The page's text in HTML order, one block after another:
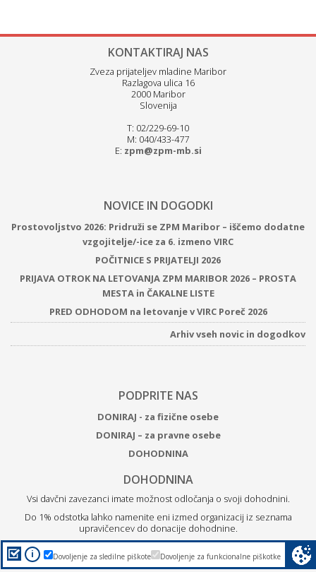
KONTAKTIRAJ NAS
Zveza prijateljev mladine Maribor
Razlagova ulica 16
2000 Maribor
Slovenija
T: 02/229-69-10
M: 040/433-477
E: zpm@zpm-mb.si
NOVICE IN DOGODKI
Prostovoljstvo 2026: Pridruži se ZPM Maribor – iščemo dodatne
vzgojitelje/-ice za 6. izmeno VIRC
POČITNICE S PRIJATELJI 2026
PRIJAVA OTROK NA LETOVANJA ZPM MARIBOR 2026 – PROSTA
MESTA in ČAKALNE LISTE
PRED ODHODOM na letovanje v VIRC Poreč 2026
Arhiv vseh novic in dogodkov
PODPRITE NAS
DONIRAJ - za fizične osebe
DONIRAJ – za pravne osebe
DOHODNINA
DOHODNINA
Vsi davčni zavezanci imate možnost odločanja o svoji dohodnini.
Do 1% odstotka lahko namenite eni izmed organizacij iz seznama
upravičencev do donacije dohodnine.
Zdonacijo ZPM Maribor boste podprli brezplačne programe
za otroke, mlade in družine.
Dovoljenje za funkcionalne piškotke
Dovoljenje za sledilne piškote
i